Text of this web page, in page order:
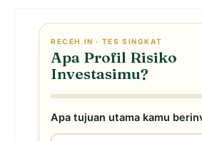
RECEH.IN · TES SINGKAT
Apa Profil Risiko
Investasimu?
Apa tujuan utama kamu